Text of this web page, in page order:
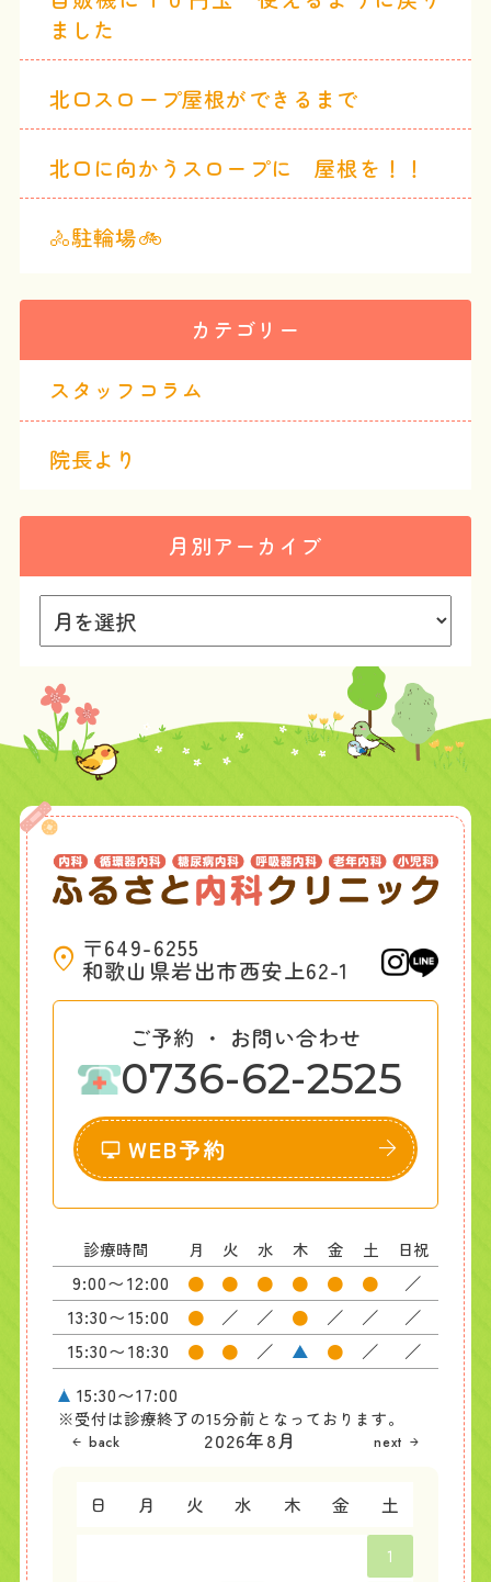
ました
北口スロープ屋根ができるまで
北口に向かうスロープに 屋根を！！
🚴駐輪場🚲
カテゴリー
スタッフコラム
院長より
月別アーカイブ
〒649-6255
和歌山県岩出市西安上62-1
ご予約 ・ お問い合わせ
0736-62-2525
WEB予約
診療時間 月 火 水 木 金 土 日祝
9:00〜12:00 ● ● ● ● ● ●
／
13:30〜15:00
● ／ ／ ● ／ ／
／
15:30〜18:30
● ● ／ ● ／
／
15:30〜17:00
※受付は診療終了の15分前となっております。
2026年8月
日 月 火 水 木 金 土
1